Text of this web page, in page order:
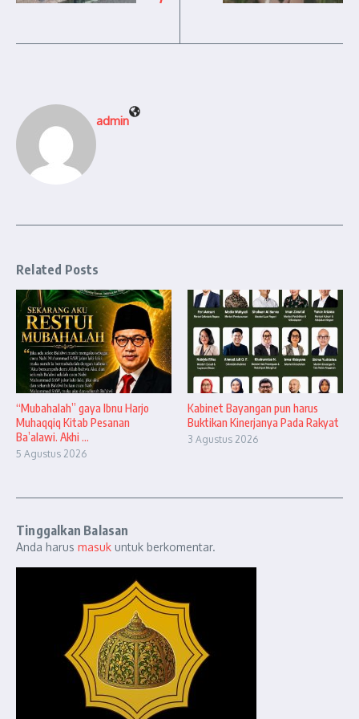
admin
Related Posts
“Mubahalah” gaya Ibnu Harjo
Muhaqqiq Kitab Pesanan
Ba’alawi. Akhi ...
5 Agustus 2026
Kabinet Bayangan pun harus
Buktikan Kinerjanya Pada Rakyat
3 Agustus 2026
Tinggalkan Balasan
Anda harus masuk untuk berkomentar.